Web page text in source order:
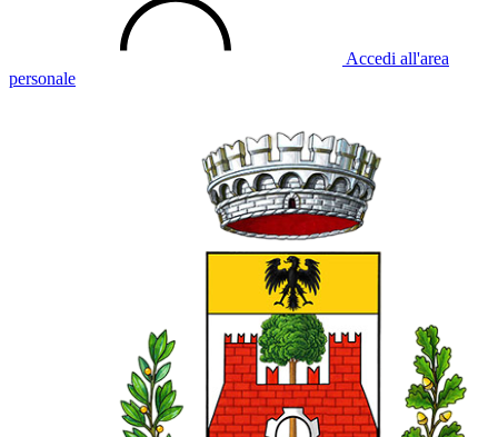
Accedi all'area
personale